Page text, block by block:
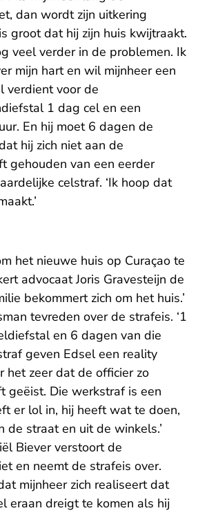
dan wordt zijn uitkering
groot dat hij zijn huis kwijtraakt.
veel verder in de problemen. Ik
mijn hart en wil mijnheer een
verdient voor de
1 dag cel en een
En hij moet 6 dagen de
hij zich niet aan de
gehouden van een eerder
celstraf. ‘Ik hoop dat
het nieuwe huis op Curaçao te
advocaat Joris Gravesteijn de
bekommert zich om het huis.’
tevreden over de strafeis. ‘1
en 6 dagen van die
geven Edsel een reality
het zeer dat de officier zo
geëist. Die werkstraf is een
er lol in, hij heeft wat te doen,
de straat en uit de winkels.’
Biever verstoort de
en neemt de strafeis over.
mijnheer zich realiseert dat
eraan dreigt te komen als hij